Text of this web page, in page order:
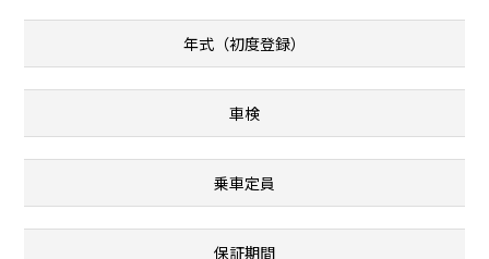
年式（初度登録）
車検
乗車定員
保証期間